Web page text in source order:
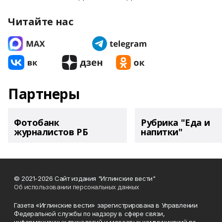
Читайте нас
Партнеры
Фотобанк
журналистов РБ
Рубрика "Еда и
напитки"
© 2021-2026 Сайт издания "Иглинские вести"
Об использовании персональных данных
Газета «Иглинские вести» зарегистрирована в Управлении
Федеральной службы по надзору в сфере связи,